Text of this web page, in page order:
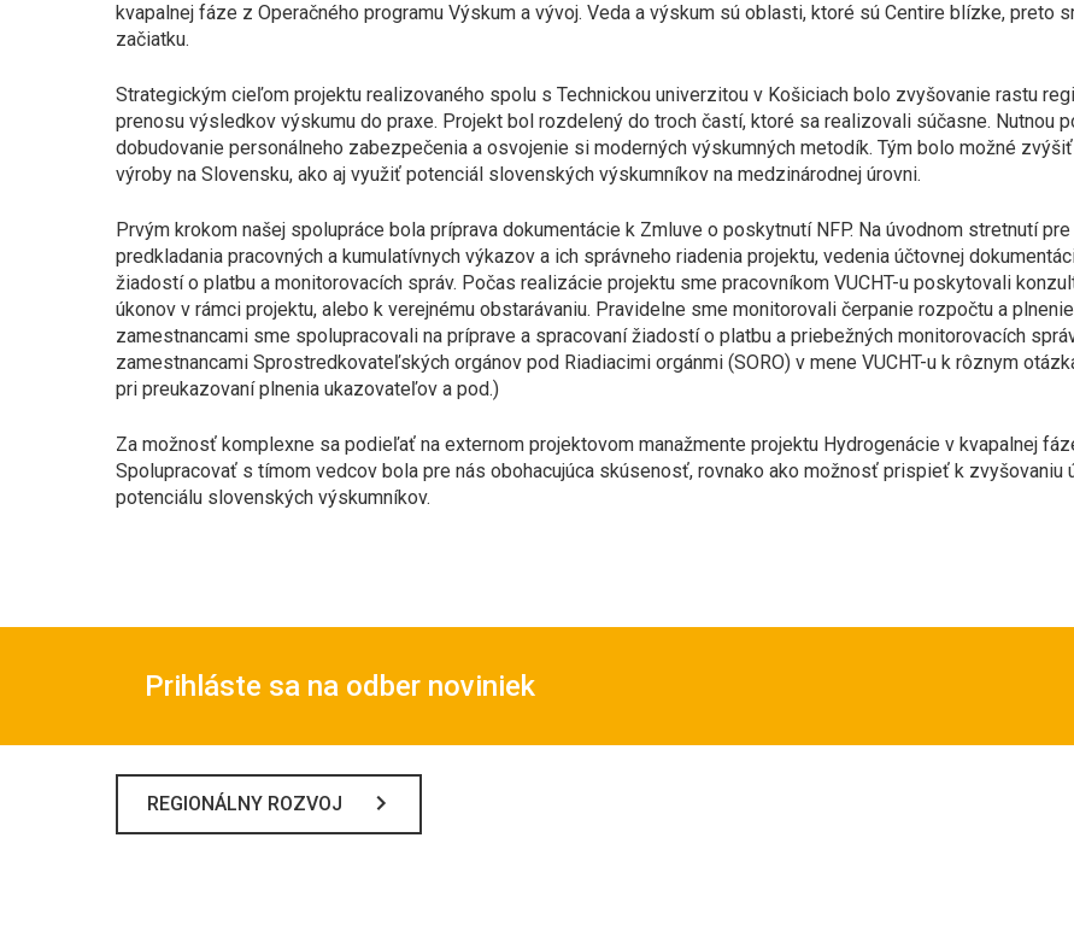
kvapalnej fáze z Operačného programu Výskum a vývoj. Veda a výskum sú oblasti, ktoré sú Centire blízke, preto
začiatku.
Strategickým cieľom projektu realizovaného spolu s Technickou univerzitou v Košiciach bolo zvyšovanie rastu
prenosu výsledkov výskumu do praxe. Projekt bol rozdelený do troch častí, ktoré sa realizovali súčasne. Nutnou
dobudovanie personálneho zabezpečenia a osvojenie si moderných výskumných metodík. Tým bolo možné
výroby na Slovensku, ako aj využiť potenciál slovenských výskumníkov na medzinárodnej úrovni.
Prvým krokom našej spolupráce bola príprava dokumentácie k Zmluve o poskytnutí NFP. Na úvodnom stretnutí
predkladania pracovných a kumulatívnych výkazov a ich správneho riadenia projektu, vedenia účtovnej
žiadostí o platbu a monitorovacích správ. Počas realizácie projektu sme pracovníkom VUCHT-u poskytovali
úkonov v rámci projektu, alebo k verejnému obstarávaniu. Pravidelne sme monitorovali čerpanie rozpočtu a
zamestnancami sme spolupracovali na príprave a spracovaní žiadostí o platbu a priebežných monitorovacích
zamestnancami Sprostredkovateľských orgánov pod Riadiacimi orgánmi (SORO) v mene VUCHT-u k rôznym
pri preukazovaní plnenia ukazovateľov a pod.)
Za možnosť komplexne sa podieľať na externom projektovom manažmente projektu Hydrogenácie v kvapalnej
Spolupracovať s tímom vedcov bola pre nás obohacujúca skúsenosť, rovnako ako možnosť prispieť k zvyšovaniu
potenciálu slovenských výskumníkov.
Prihláste sa na odber noviniek
REGIONÁLNY ROZVOJ